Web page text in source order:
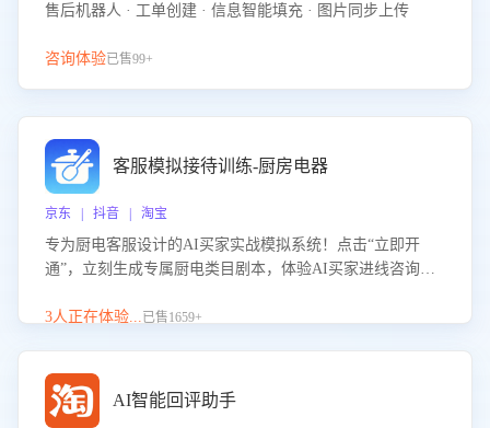
售后机器人 · 工单创建 · 信息智能填充 · 图片同步上传
咨询体验已售99+
客服模拟接待训练-厨房电器
京东 | 抖音 | 淘宝
专为厨电客服设计的AI买家实战模拟系统！点击“立即开
通”，立刻生成专属厨电类目剧本，体验AI买家进线咨询真
实场景应对技巧！
3人正在体验...已售1659+
AI智能回评助手